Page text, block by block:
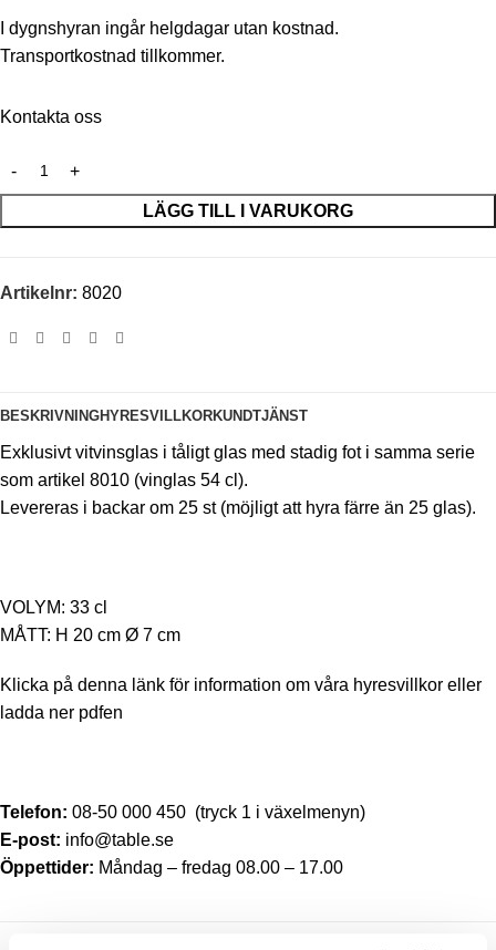
I dygnshyran ingår helgdagar utan kostnad.
Transportkostnad tillkommer.
Kontakta oss
LÄGG TILL I VARUKORG
Artikelnr: 8020
BESKRIVNINGHYRESVILLKORKUNDTJÄNST
Exklusivt vitvinsglas i tåligt glas med stadig fot i samma serie
som artikel 8010 (vinglas 54 cl).
Levereras i backar om 25 st (möjligt att hyra färre än 25 glas).
VOLYM: 33 cl
MÅTT: H 20 cm Ø 7 cm
Klicka på denna länk för information om våra hyresvillkor eller
ladda ner pdfen
Telefon: 08-50 000 450 (tryck 1 i växelmenyn)
E-post: info@table.se
Öppettider: Måndag – fredag 08.00 – 17.00